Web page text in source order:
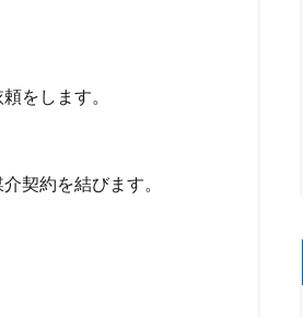
をします。
契約を結びます。